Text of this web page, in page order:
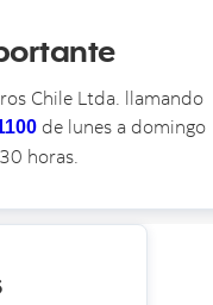
Chile Ltda. llamando
de lunes a domingo
horas.